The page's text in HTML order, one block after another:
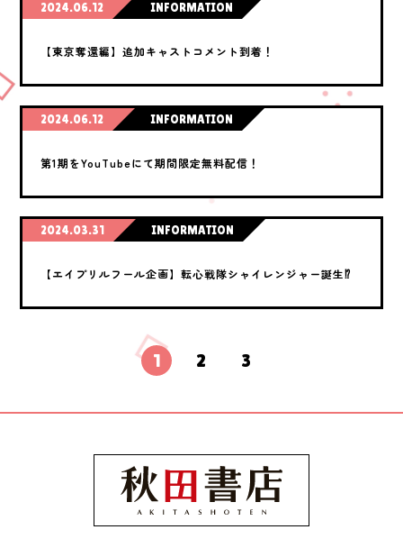
2024.06.12 INFORMATION
【東京奪還編】追加キャストコメント到着！
2024.06.12 INFORMATION
第1期をYouTubeにて期間限定無料配信！
2024.03.31 INFORMATION
【エイプリルフール企画】転心戦隊シャイレンジャー誕生⁉
1 2 3